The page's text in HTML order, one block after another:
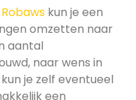
kun je een
omzetten naar
aantal
naar wens in
je zelf eventueel
een